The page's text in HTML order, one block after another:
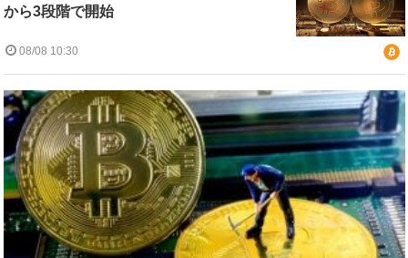
から3段階で開始
08/08 10:30